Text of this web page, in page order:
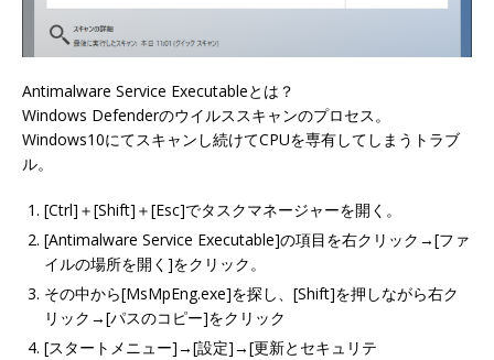
Antimalware Service Executableとは？
Windows Defenderのウイルススキャンのプロセス。
Windows10にてスキャンし続けてCPUを専有してしまうトラブ
ル。
[Ctrl]＋[Shift]＋[Esc]でタスクマネージャーを開く。
[Antimalware Service Executable]の項目を右クリック→[ファ
イルの場所を開く]をクリック。
その中から[MsMpEng.exe]を探し、[Shift]を押しながら右ク
リック→[パスのコピー]をクリック
[スタートメニュー]→[設定]→[更新とセキュリテ